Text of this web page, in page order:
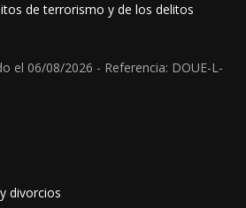
de terrorismo y de los delitos
el 06/08/2026 - Referencia: DOUE-L-
divorcios